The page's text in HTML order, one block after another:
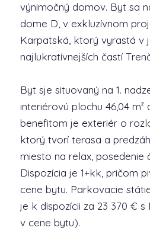
výnimočný domov. Byt sa
dome D, v exkluzívnom
Karpatská, ktorý vyrastá v
najlukratívnejších častí
Byt sje situovaný na 1.
interiérovú plochu 46,04
benefitom je exteriér o
ktorý tvorí terasa a
miesto na relax, posedenie
Dispozícia je 1+kk, pričom
cene bytu. Parkovacie
je k dispozícii za 23 370 € s
v cene bytu).